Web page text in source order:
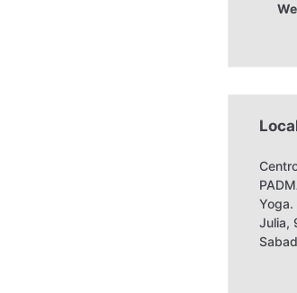
Yoga.
Julia,